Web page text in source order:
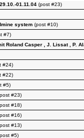
01.11.04 (post #23)
system(post #10)
#7)
Roland Casper , J. Lissat , P.
#24)
#22)
#5)
#23)
#18)
#16)
#13)
#5)